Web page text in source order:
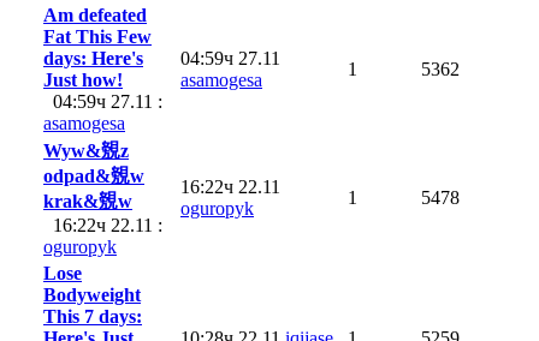
Am defeated
Fat This Few
days: Here's
Just how!
04:59ч 27.11 :
asamogesa
04:59ч 27.11
asamogesa
1 5362
Wyw&覫z
odpad&覫w
krak&覫w
16:22ч 22.11 :
oguropyk
16:22ч 22.11
oguropyk
1 5478
Lose
Bodyweight
This 7 days: